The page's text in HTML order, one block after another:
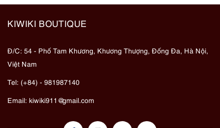
KIWIKI BOUTIQUE
Đ/C: 54 - Phố Tam Khương, Khương Thượng, Đống Đa, Hà Nội,
Việt Nam
Tel: (+84) - 981987140
Email: kiwiki911@gmail.com